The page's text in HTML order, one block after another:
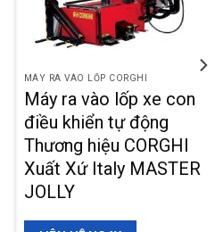
MÁY RA VÀO LỐP CORGHI
Máy ra vào lốp xe con
điều khiển tự động
Thương hiệu CORGHI
Xuất Xứ Italy MASTER
JOLLY